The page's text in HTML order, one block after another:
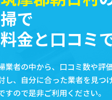
で
金と口コミ
業者の中から、口コミ数や評
し、自分に合った業者を見つ
ので是非ご利用ください。